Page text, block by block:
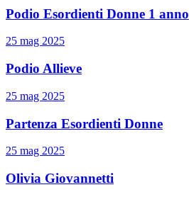
Podio Esordienti Donne 1 anno
25 mag 2025
Podio Allieve
25 mag 2025
Partenza Esordienti Donne
25 mag 2025
Olivia Giovannetti